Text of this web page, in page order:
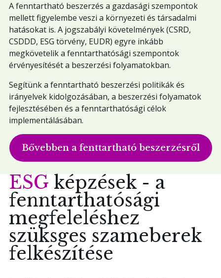
A fenntartható beszerzés a gazdasági szempontok
mellett figyelembe veszi a környezeti és társadalmi
hatásokat is. A jogszabályi követelmények (CSRD,
CSDDD, ESG törvény, EUDR) egyre inkább
megkövetelik a fenntarthatósági szempontok
érvényesítését a beszerzési folyamatokban.
Segítünk a fenntartható beszerzési politikák és
irányelvek kidolgozásában, a beszerzési folyamatok
fejlesztésében és a fenntarthatósági célok
implementálásában.
Bővebben a fenttartható beszerzésről
ESG képzések - a
fenntarthatósági
megfeleléshez
szüksges szameberek
felkészítése